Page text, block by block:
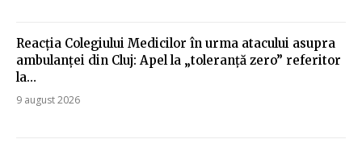
Reacția Colegiului Medicilor în urma atacului asupra
ambulanței din Cluj: Apel la „toleranță zero” referitor
la…
9 august 2026